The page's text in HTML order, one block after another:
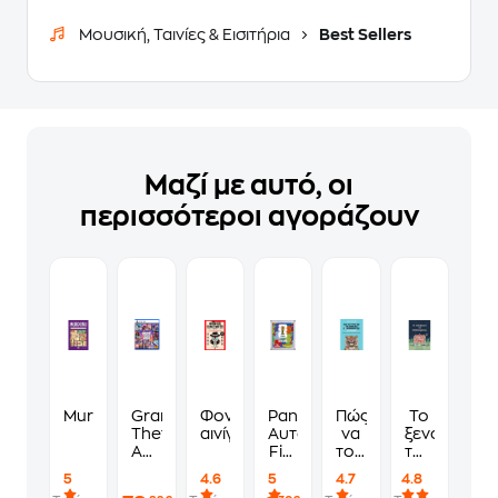
Μουσική, Ταινίες & Εισιτήρια Best Sellers
Μαζί με αυτό, οι
περισσότεροι αγοράζουν
Murdoku
5
Grand
Theft
Auto
Standard
Φονικά
αινίγματα
4.6
Panini
Αυτοκόλλητα
Fifa
Cup
5
Πώς
να
τους
να
4.7
Το
ξενοδοχείο
των
4.8